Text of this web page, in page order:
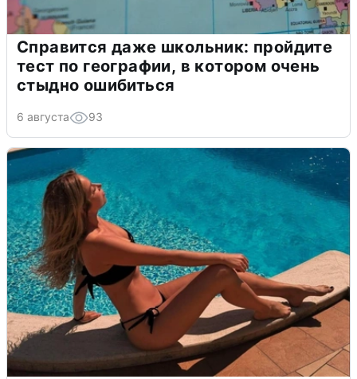
Справится даже школьник: пройдите
тест по географии, в котором очень
стыдно ошибиться
6 августа 93